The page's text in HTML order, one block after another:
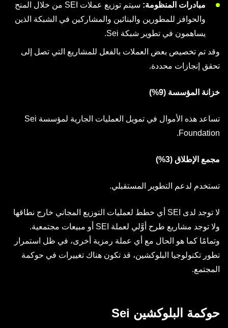
مبادرات المنظومة:
سيتم توزيع عملات SEI من خلال المنح
والحوافز للمطورين والبنائين والمشاركين في الشبكة الذين
يساهمون في تطوير شبكة Sei.
وقد تم تخصيص بعض العملات بالفعل للمشاريع التي تصل إلى
تحقق إنجازات محددة.
خزانة المؤسسة (9%)
تساعد هذه الأموال في تمويل العمليات الجارية لمؤسسة Sei
Foundation.
مجمع الإطلاق (3%)
تستخدم لدعم التطوير المستقبلي.
لا توجد لدى SEI أي خطط لعمليات التوزيع المجاني خارج نطاقها
ولا توجد مشاريع طرح أوَّلي لعملة SEI أو مبيعات مجتمعية.
وتمامًا كما هو الحال مع أي عملة رمزية أخرى، في ظل استمرار
تطور تكنولوجيا البلوكشين، قد تكون هناك تغييرات في حوكمة
المجتمع.
حوكمة البلوكشين Sei